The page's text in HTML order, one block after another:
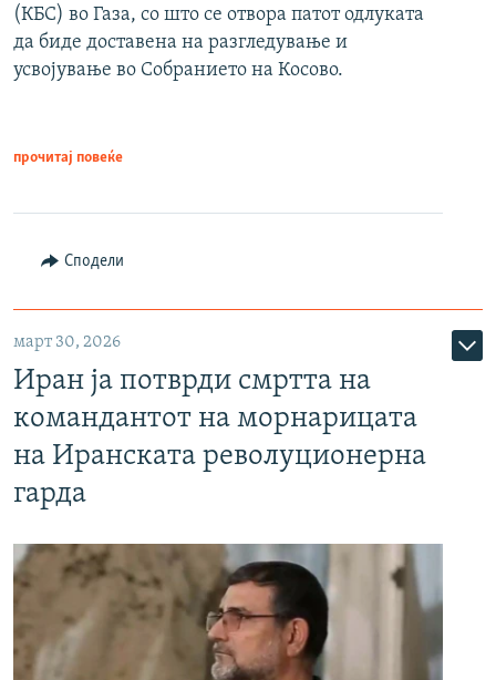
(КБС) во Газа, со што се отвора патот одлуката
да биде доставена на разгледување и
усвојување во Собранието на Косово.
прочитај повеќе
Сподели
март 30, 2026
Иран ја потврди смртта на
командантот на морнарицата
на Иранската револуционерна
гарда